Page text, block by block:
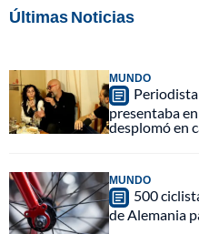
Últimas Noticias
MUNDO
presentaba
desplomó en
MUNDO
500
de Alemania